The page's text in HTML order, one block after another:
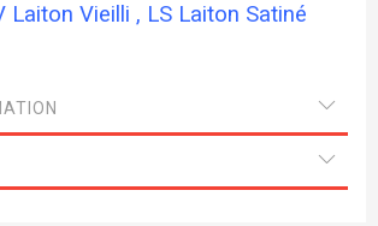
Laiton Vieilli , LS Laiton Satiné